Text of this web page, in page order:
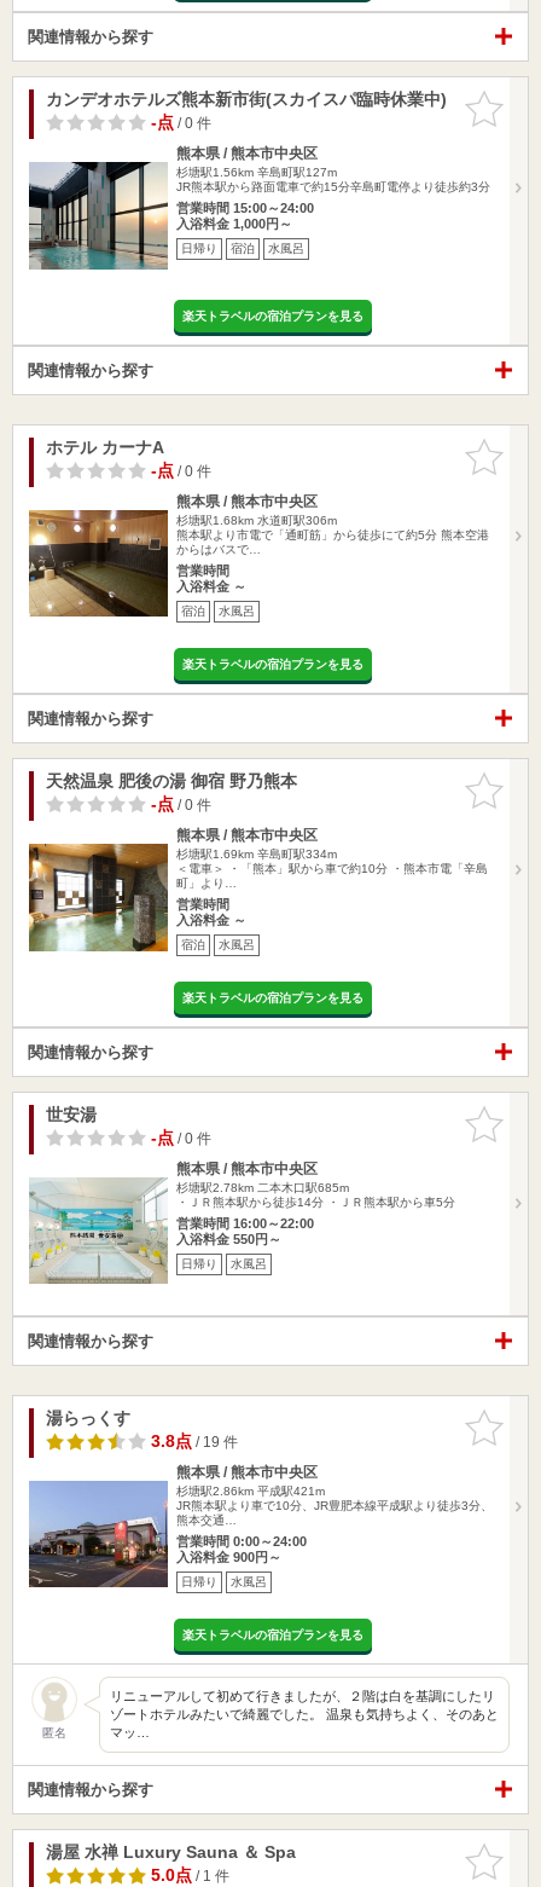
関連情報から探す
お気に入
りに追加
カンデオホテルズ熊本新市街(スカイスパ臨時休業中)
-点/ 0 件
熊本県 / 熊本市中央区
杉塘駅1.56km 辛島町駅127m
JR熊本駅から路面電車で約15分辛島町電停より徒歩約3分
営業時間 15:00～24:00
入浴料金 1,000円～
日帰り 宿泊 水風呂
楽天トラベルの宿泊プランを見る
関連情報から探す
お気に入
りに追加
ホテル カーナA
-点/ 0 件
熊本県 / 熊本市中央区
杉塘駅1.68km 水道町駅306m
熊本駅より市電で「通町筋」から徒歩にて約5分 熊本空港
からはバスで…
営業時間
入浴料金 ～
宿泊 水風呂
楽天トラベルの宿泊プランを見る
関連情報から探す
お気に入
りに追加
天然温泉 肥後の湯 御宿 野乃熊本
-点/ 0 件
熊本県 / 熊本市中央区
杉塘駅1.69km 辛島町駅334m
＜電車＞ ・「熊本」駅から車で約10分 ・熊本市電「辛島
町」より…
営業時間
入浴料金 ～
宿泊 水風呂
楽天トラベルの宿泊プランを見る
関連情報から探す
お気に入
りに追加
世安湯
-点/ 0 件
熊本県 / 熊本市中央区
杉塘駅2.78km 二本木口駅685m
・ＪＲ熊本駅から徒歩14分 ・ＪＲ熊本駅から車5分
営業時間 16:00～22:00
入浴料金 550円～
日帰り 水風呂
関連情報から探す
お気に入
りに追加
湯らっくす
3.8点/ 19 件
熊本県 / 熊本市中央区
杉塘駅2.86km 平成駅421m
JR熊本駅より車で10分、JR豊肥本線平成駅より徒歩3分、
熊本交通…
営業時間 0:00～24:00
入浴料金 900円～
日帰り 水風呂
楽天トラベルの宿泊プランを見る
匿名
リニューアルして初めて行きましたが、２階は白を基調にしたリ
ゾートホテルみたいで綺麗でした。 温泉も気持ちよく、そのあと
マッ…
関連情報から探す
お気に入
りに追加
湯屋 水禅 Luxury Sauna ＆ Spa
5.0点/ 1 件